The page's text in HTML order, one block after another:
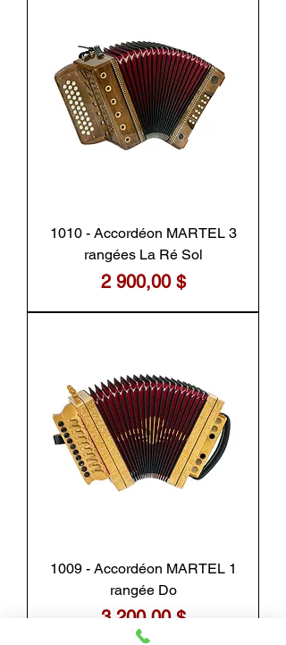
1010 - Accordéon MARTEL 3
rangées La Ré Sol
Prix
2 900,00 $
1009 - Accordéon MARTEL 1
rangée Do
Prix
3 200,00 $